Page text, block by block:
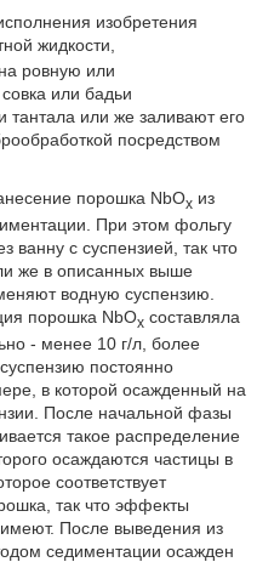
изобретения
жидкости,
ровную или
или бадьи
тантала или же заливают его
посредством
порошка NbOxиз
При этом фольгу
ванну с суспензией, так что
же в описанных выше
водную суспензию.
порошка NbOxсоставляла
- менее 10 г/л, более
постоянно
в которой осажденный на
После начальной фазы
такое распределение
осаждаются частицы в
соответствует
так что эффекты
После выведения из
седиментации осажден